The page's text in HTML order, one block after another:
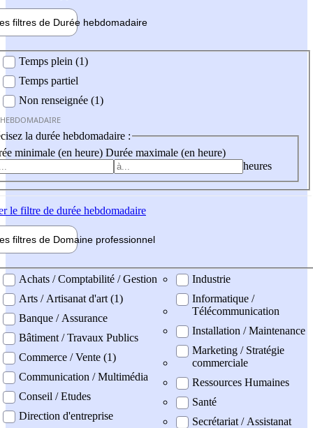
filtres de Durée hebdomadaire
Temps plein (1)
Temps partiel
Non renseignée (1)
la durée hebdomadaire :
minimale (en heure) Durée maximale (en heure)
heures
le filtre de durée hebdomadaire
filtres de Domaine professionnel
professionel
Achats / Comptabilité / Gestion
Arts / Artisanat d'art (1)
Banque / Assurance
Bâtiment / Travaux Publics
Commerce / Vente (1)
Communication / Multimédia
Conseil / Etudes
Direction d'entreprise
Industrie
Informatique /
Télécommunication
Installation / Maintenance
Marketing / Stratégie
commerciale
Ressources Humaines
Santé
Secrétariat / Assistanat